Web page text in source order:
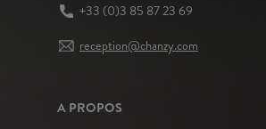
+33 (0)3 85 87 23 69
reception@chanzy.com
A PROPOS